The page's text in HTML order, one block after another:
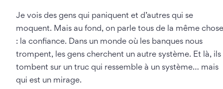
Je vois des gens qui paniquent et d’autres qui se
moquent. Mais au fond, on parle tous de la même chose
: la confiance. Dans un monde où les banques nous
trompent, les gens cherchent un autre système. Et là, ils
tombent sur un truc qui ressemble à un système… mais
qui est un mirage.